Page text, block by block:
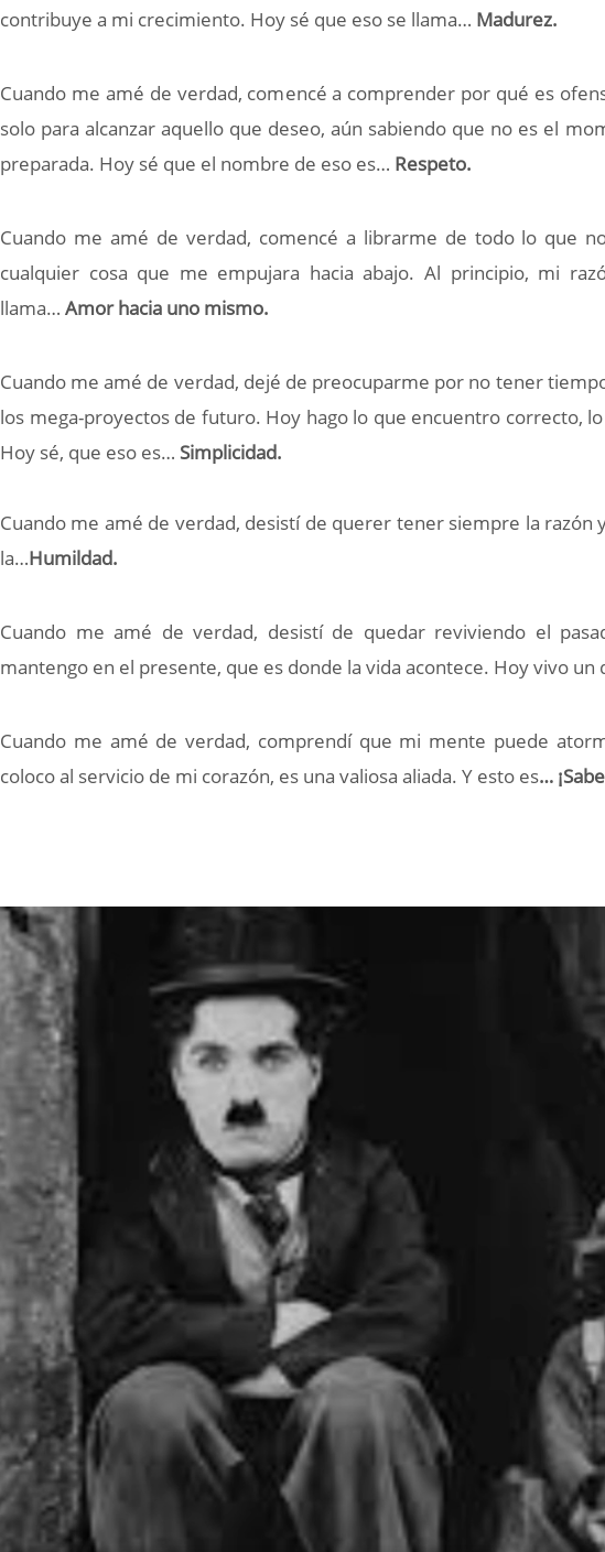
contribuye a mi crecimiento. Hoy sé que eso se llama… Madurez.
Cuando me amé de verdad, comencé a comprender por qué es
solo para alcanzar aquello que deseo, aún sabiendo que no es el
preparada. Hoy sé que el nombre de eso es… Respeto.
Cuando me amé de verdad, comencé a librarme de todo lo que
cualquier cosa que me empujara hacia abajo. Al principio, mi
llama… Amor hacia uno mismo.
Cuando me amé de verdad, dejé de preocuparme por no tener
los mega-proyectos de futuro. Hoy hago lo que encuentro correcto,
Hoy sé, que eso es… Simplicidad.
Cuando me amé de verdad, desistí de querer tener siempre la razón
la…Humildad.
Cuando me amé de verdad, desistí de quedar reviviendo el
mantengo en el presente, que es donde la vida acontece. Hoy vivo un
Cuando me amé de verdad, comprendí que mi mente puede
coloco al servicio de mi corazón, es una valiosa aliada. Y esto es…